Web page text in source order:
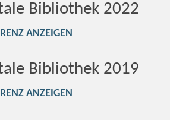
Bibliothek 2022
ANZEIGEN
Bibliothek 2019
ANZEIGEN